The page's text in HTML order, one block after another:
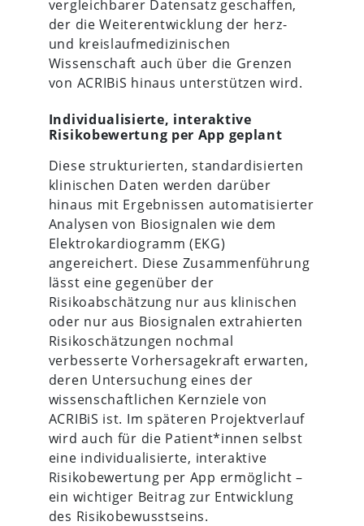
vergleichbarer Datensatz geschaffen,
der die Weiterentwicklung der herz-
und kreislaufmedizinischen
Wissenschaft auch über die Grenzen
von ACRIBiS hinaus unterstützen wird.
Individualisierte, interaktive
Risikobewertung per App geplant
Diese strukturierten, standardisierten
klinischen Daten werden darüber
hinaus mit Ergebnissen automatisierter
Analysen von Biosignalen wie dem
Elektrokardiogramm (EKG)
angereichert. Diese Zusammenführung
lässt eine gegenüber der
Risikoabschätzung nur aus klinischen
oder nur aus Biosignalen extrahierten
Risikoschätzungen nochmal
verbesserte Vorhersagekraft erwarten,
deren Untersuchung eines der
wissenschaftlichen Kernziele von
ACRIBiS ist. Im späteren Projektverlauf
wird auch für die Patient*innen selbst
eine individualisierte, interaktive
Risikobewertung per App ermöglicht –
ein wichtiger Beitrag zur Entwicklung
des Risikobewusstseins.